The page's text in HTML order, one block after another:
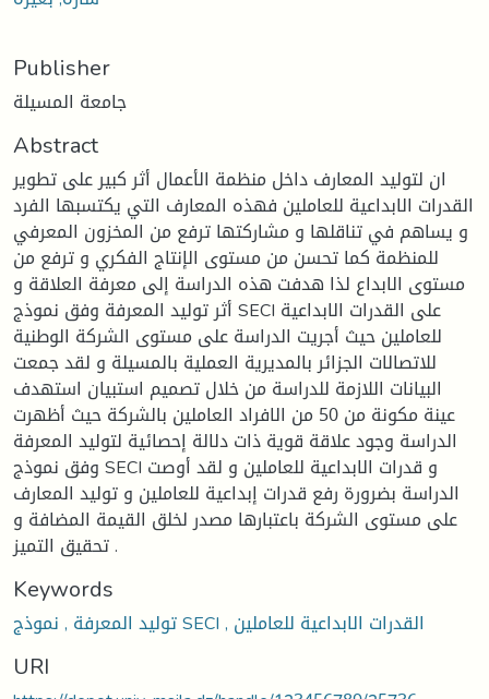
Publisher
جامعة المسيلة
Abstract
ان لتوليد المعارف داخل منظمة الأعمال أثر كبير على تطوير
القدرات الابداعية للعاملين فهذه المعارف التي يكتسبها الفرد
و يساهم في تناقلها و مشاركتها ترفع من المخزون المعرفي
للمنظمة كما تحسن من مستوى الإنتاج الفكري و ترفع من
مستوى الابداع لذا هدفت هذه الدراسة إلى معرفة العلاقة و
أثر توليد المعرفة وفق نموذج SECI على القدرات الابداعية
للعاملين حيث أجريت الدراسة على مستوى الشركة الوطنية
للاتصالات الجزائر بالمديرية العملية بالمسيلة و لقد جمعت
البيانات اللازمة للدراسة من خلال تصميم استبيان استهدف
عينة مكونة من 50 من الافراد العاملين بالشركة حيث أظهرت
الدراسة وجود علاقة قوية ذات دلالة إحصائية لتوليد المعرفة
وفق نموذج SECI و قدرات الابداعية للعاملين و لقد أوصت
الدراسة بضرورة رفع قدرات إبداعية للعاملين و توليد المعارف
على مستوى الشركة باعتبارها مصدر لخلق القيمة المضافة و
تحقيق التميز .
Keywords
توليد المعرفة , نموذج SECI , القدرات الابداعية للعاملين
URI